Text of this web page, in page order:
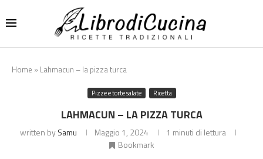
Home » Lahmacun – la pizza turca
Pizze e torte salate Ricetta
LAHMACUN – LA PIZZA TURCA
written bySamu Maggio 1, 2024
1 minuti di lettura
Bookmark